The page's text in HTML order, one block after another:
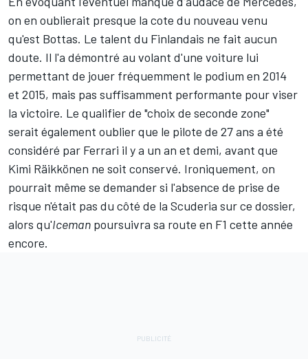
on en oublierait presque la cote du nouveau venu
qu'est Bottas. Le talent du Finlandais ne fait aucun
doute. Il l'a démontré au volant d'une voiture lui
permettant de jouer fréquemment le podium en 2014
et 2015, mais pas suffisamment performante pour viser
la victoire. Le qualifier de "choix de seconde zone"
serait également oublier que le pilote de 27 ans a été
considéré par Ferrari il y a un an et demi, avant que
Kimi Räikkönen ne soit conservé. Ironiquement, on
pourrait même se demander si l'absence de prise de
risque n'était pas du côté de la Scuderia sur ce dossier,
alors qu'Iceman poursuivra sa route en F1 cette année
encore.